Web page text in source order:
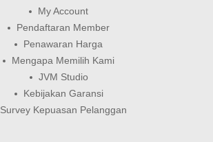
My Account
Pendaftaran Member
Penawaran Harga
Mengapa Memilih Kami
JVM Studio
Kebijakan Garansi
Survey Kepuasan Pelanggan